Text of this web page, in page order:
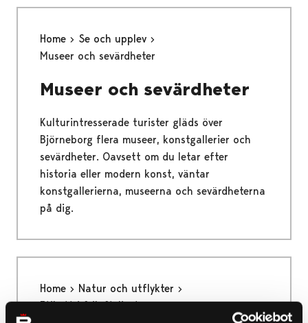
Home
Se och upplev
Museer och sevärdheter
Museer och sevärdheter
Kulturintresserade turister gläds över
Björneborg flera museer, konstgallerier och
sevärdheter. Oavsett om du letar efter
historia eller modern konst, väntar
konstgallerierna, museerna och sevärdheterna
på dig.
Home
Natur och utflykter
Etikett i friluftslivet